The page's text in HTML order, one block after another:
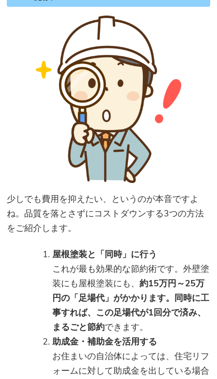
少しでも費用を抑えたい、というのが本音ですよ
ね。品質を落とさずにコストダウンする3つの方法
をご紹介します。
屋根塗装と「同時」に行う
これが最も効果的な節約術です。外壁塗
装にも屋根塗装にも、 約15万円～25万
円の「足場代」がかかります。同時に工
事すれば、この足場代が1回分で済み、
まるごと節約できます。
助成金・補助金を活用する
お住まいの自治体によっては、住宅リフ
ォームに対して助成金を出している場合